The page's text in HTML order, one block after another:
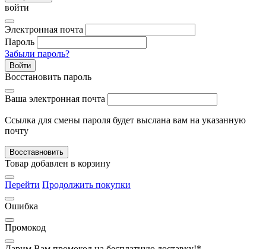
войти
Электронная почта
Пароль
Забыли пароль?
Войти
Восстановить пароль
Ваша электронная почта
Ссылка для смены пароля будет выслана вам на указанную
почту
Восставновить
Товар добавлен в корзину
Перейти Продолжить покупки
Ошибка
Промокод